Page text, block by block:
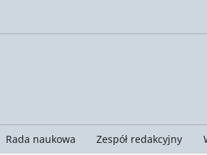
Rada naukowa Zespół redakcyjny